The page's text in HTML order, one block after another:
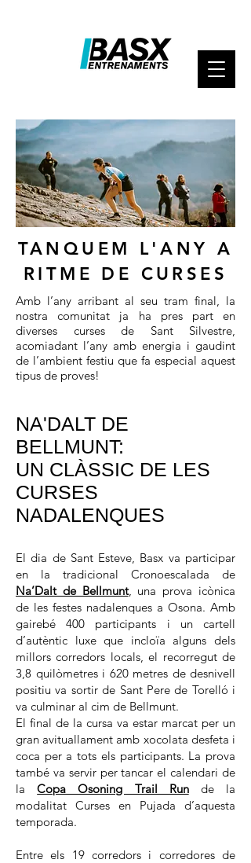
TANQUEM L'ANY A
RITME DE CURSES
​Amb l’any arribant al seu tram final, la
nostra comunitat ja ha pres part en
diverses curses de Sant Silvestre,
acomiadant l’any amb energia i gaudint
de l’ambient festiu que fa especial aquest
tipus de proves!
NA'DALT DE
BELLMUNT:
UN CLÀSSIC DE LES
CURSES
NADALENQUES
El dia de Sant Esteve, Basx va participar
en la tradicional Cronoescalada de
Na’Dalt de Bellmunt, una prova icònica
de les festes nadalenques a Osona. Amb
gairebé 400 participants i un cartell
d’autèntic luxe que incloïa alguns dels
millors corredors locals, el recorregut de
3,8 quilòmetres i 620 metres de desnivell
positiu va sortir de Sant Pere de Torelló i
va culminar al cim de Bellmunt.
El final de la cursa va estar marcat per un
gran avituallament amb xocolata desfeta i
coca per a tots els participants. La prova
també va servir per tancar el calendari de
laCopa Osoning Trail Run
de la
modalitat Curses en Pujada d’aquesta
temporada.
Entre els 19 corredors i corredores de